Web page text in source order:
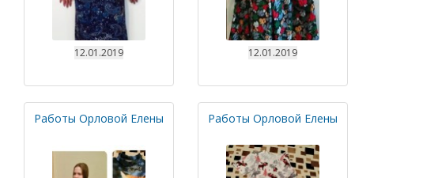
12.01.2019 12.01.2019
Работы Орловой Елены Работы Орловой Елены